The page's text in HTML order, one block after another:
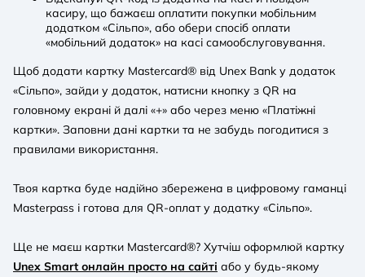
касиру, що бажаєш оплатити покупки мобільним
додатком «Сільпо», або обери спосіб оплати
«мобільний додаток» на касі самообслуговування.
Щоб додати картку Mastercard® від Unex Bank у додаток
«Сільпо», зайди у додаток, натисни кнопку з QR на
головному екрані й далі «+» або через меню «Платіжні
картки». Заповни дані картки та не забудь погодитися з
правилами використання.
Твоя картка буде надійно збережена в цифровому гаманці
Masterpass і готова для QR-оплат у додатку «Сільпо».
Ще не маєш картки Mastercard®? Хутчіш оформлюй картку
Unex Smart онлайн просто на сайті або у будь-якому